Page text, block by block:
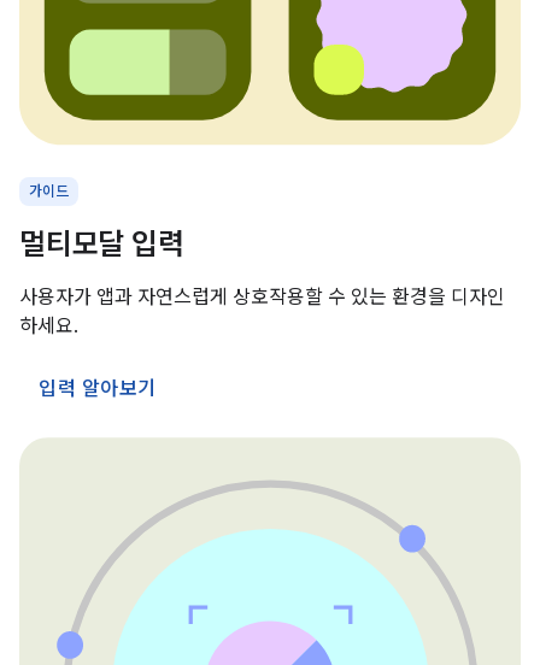
가이드
멀티모달 입력
사용자가 앱과 자연스럽게 상호작용할 수 있는 환경을 디자인
하세요.
입력 알아보기